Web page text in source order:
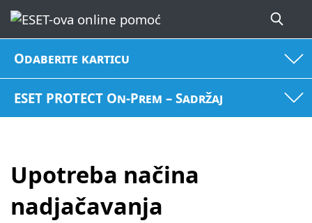
Odaberite karticu
ESET PROTECT On-Prem – Sadržaj
Upotreba načina
nadjačavanja